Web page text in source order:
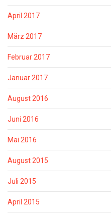
April 2017
März 2017
Februar 2017
Januar 2017
August 2016
Juni 2016
Mai 2016
August 2015
Juli 2015
April 2015